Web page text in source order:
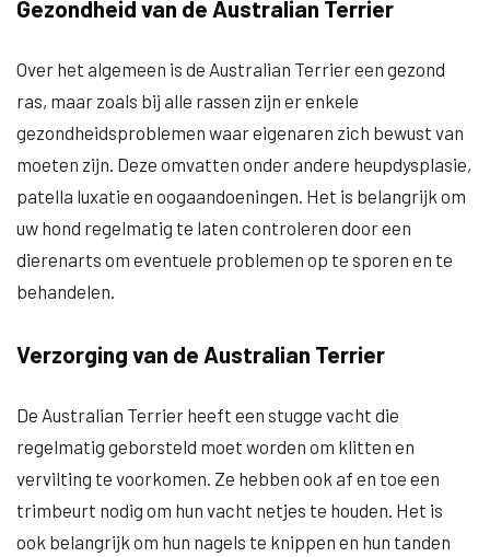
Gezondheid van de Australian Terrier
Over het algemeen is de Australian Terrier een gezond
ras, maar zoals bij alle rassen zijn er enkele
gezondheidsproblemen waar eigenaren zich bewust van
moeten zijn. Deze omvatten onder andere heupdysplasie,
patella luxatie en oogaandoeningen. Het is belangrijk om
uw hond regelmatig te laten controleren door een
dierenarts om eventuele problemen op te sporen en te
behandelen.
Verzorging van de Australian Terrier
De Australian Terrier heeft een stugge vacht die
regelmatig geborsteld moet worden om klitten en
vervilting te voorkomen. Ze hebben ook af en toe een
trimbeurt nodig om hun vacht netjes te houden. Het is
ook belangrijk om hun nagels te knippen en hun tanden